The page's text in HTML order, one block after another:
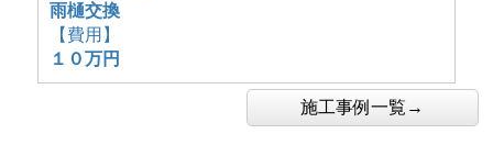
雨樋交換
【費用】
１０万円
施工事例一覧→